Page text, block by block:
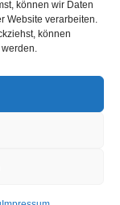
können wir Daten
Website verarbeiten.
können
vorbehalten.